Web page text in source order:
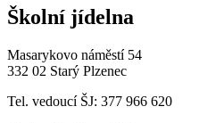
Školní jídelna
Masarykovo náměstí 54
332 02 Starý Plzenec
Tel. vedoucí ŠJ: 377 966 620